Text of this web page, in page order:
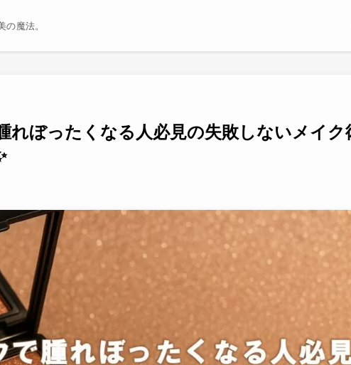
の魔法。
れぼったくなる人必見の失敗しないメイク